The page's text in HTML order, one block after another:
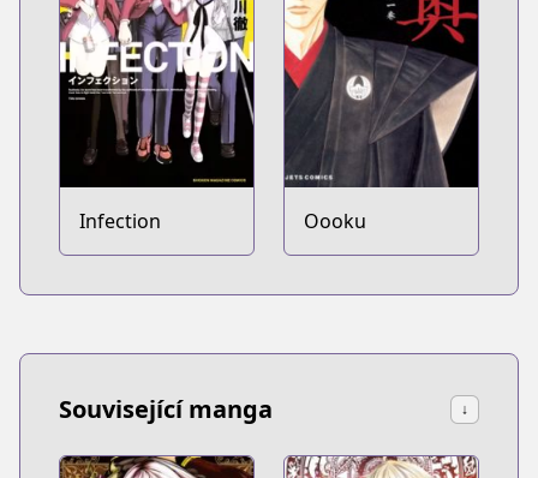
Infection Oooku
Související manga ↓